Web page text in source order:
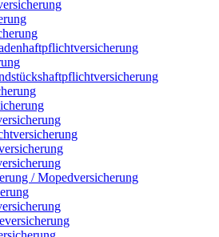
/ Mopedversicherung